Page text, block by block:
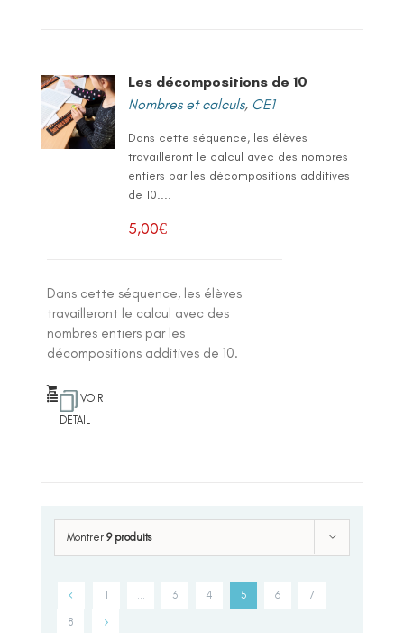
Les décompositions de 10
Nombres et calculs, CE1
Dans cette séquence, les élèves
travailleront le calcul avec des nombres
entiers par les décompositions additives
de 10....
5,00€
Dans cette séquence, les élèves
travailleront le calcul avec des
nombres entiers par les
décompositions additives de 10.
VOIR
DETAIL
Montrer 9 produits
1 3 4 5 6 7
8